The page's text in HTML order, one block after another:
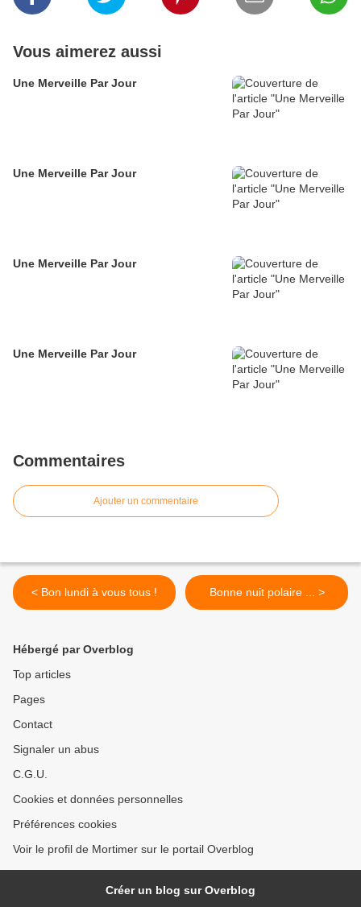
Vous aimerez aussi
Une Merveille Par Jour
Une Merveille Par Jour
Une Merveille Par Jour
Une Merveille Par Jour
Commentaires
Ajouter un commentaire
< Bon lundi à vous tous ! Bonne nuit polaire ... >
Hébergé par Overblog
Top articles
Pages
Contact
Signaler un abus
C.G.U.
Cookies et données personnelles
Préférences cookies
Voir le profil de Mortimer sur le portail Overblog
Créer un blog sur Overblog